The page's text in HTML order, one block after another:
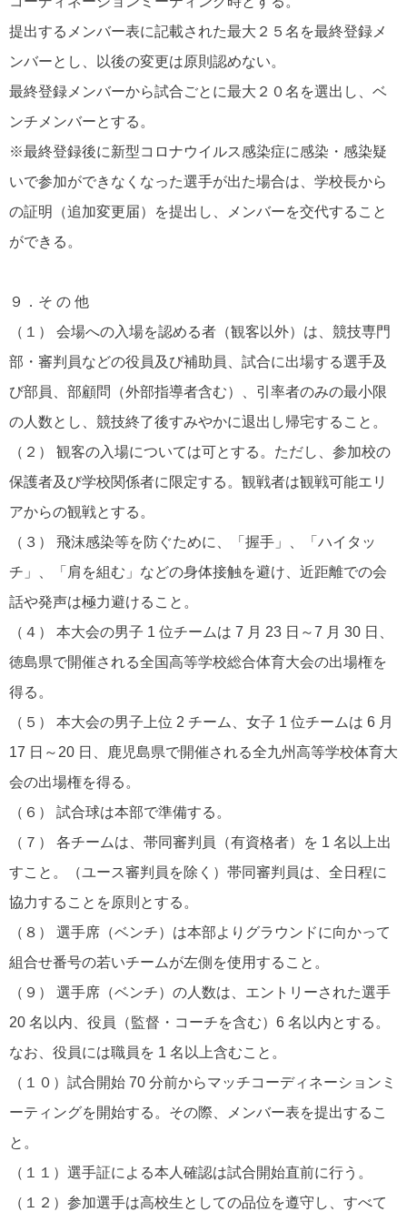
提出するメンバー表に記載された最大２５名を最終登録メ
ンバーとし、以後の変更は原則認めない。
最終登録メンバーから試合ごとに最大２０名を選出し、ベ
ンチメンバーとする。
※最終登録後に新型コロナウイルス感染症に感染・感染疑
いで参加ができなくなった選手が出た場合は、学校長から
の証明（追加変更届）を提出し、メンバーを交代すること
ができる。
９．そ の 他
（１） 会場への入場を認める者（観客以外）は、競技専門
部・審判員などの役員及び補助員、試合に出場する選手及
び部員、部顧問（外部指導者含む）、引率者のみの最小限
の人数とし、競技終了後すみやかに退出し帰宅すること。
（２） 観客の入場については可とする。ただし、参加校の
保護者及び学校関係者に限定する。観戦者は観戦可能エリ
アからの観戦とする。
（３） 飛沫感染等を防ぐために、「握手」、「ハイタッ
チ」、「肩を組む」などの身体接触を避け、近距離での会
話や発声は極力避けること。
（４） 本大会の男子 1 位チームは 7 月 23 日～7 月 30 日、
徳島県で開催される全国高等学校総合体育大会の出場権を
得る。
（５） 本大会の男子上位 2 チーム、女子 1 位チームは 6 月
17 日～20 日、鹿児島県で開催される全九州高等学校体育大
会の出場権を得る。
（６） 試合球は本部で準備する。
（７） 各チームは、帯同審判員（有資格者）を 1 名以上出
すこと。（ユース審判員を除く）帯同審判員は、全日程に
協力することを原則とする。
（８） 選手席（ベンチ）は本部よりグラウンドに向かって
組合せ番号の若いチームが左側を使用すること。
（９） 選手席（ベンチ）の人数は、エントリーされた選手
20 名以内、役員（監督・コーチを含む）6 名以内とする。
なお、役員には職員を 1 名以上含むこと。
（１０）試合開始 70 分前からマッチコーディネーションミ
ーティングを開始する。その際、メンバー表を提出するこ
と。
（１１）選手証による本人確認は試合開始直前に行う。
（１２）参加選手は高校生としての品位を遵守し、すべて